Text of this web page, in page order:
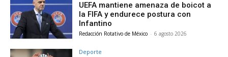
UEFA mantiene amenaza de boicot a
la FIFA y endurece postura con
Infantino
Redacción Rotativo de México - 6 agosto 2026
Deporte